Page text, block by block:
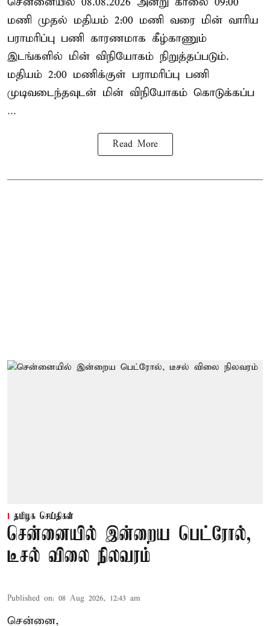
மணி முதல் மதியம் 2:00 மணி வரை மின் வாரிய
பராமரிப்பு பணி காரணமாக கீழ்காணும்
இடங்களில் மின் விநியோகம் நிறுத்தப்படும்.
மதியம் 2:00 மணிக்குள் பராமரிப்பு பணி
முடிவடைந்தவுடன் மின் விநியோகம் கொடுக்கப்ப
...
Read More
தமிழக செய்திகள்
சென்னையில் இன்றைய பெட்ரோல்,
டீசல் விலை நிலவரம்
Published on: 08 Aug 2026, 12:43 am
சென்னை,